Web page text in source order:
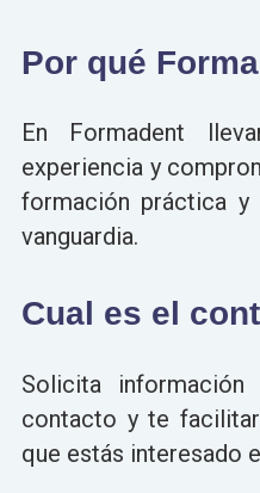
Por qué
En Formadent
experiencia y
formación práctica y
vanguardia.
Cual es el
Solicita
contacto y te
que estás interesado